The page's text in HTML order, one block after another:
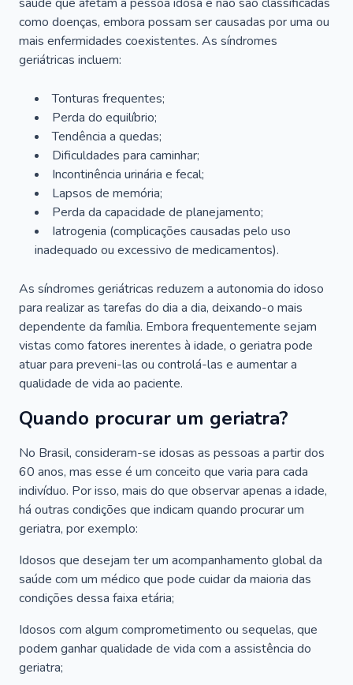
como doenças, embora possam ser causadas por uma ou
mais enfermidades coexistentes. As síndromes
geriátricas incluem:
Tonturas frequentes;
Perda do equilíbrio;
Tendência a quedas;
Dificuldades para caminhar;
Incontinência urinária e fecal;
Lapsos de memória;
Perda da capacidade de planejamento;
Iatrogenia (complicações causadas pelo uso
inadequado ou excessivo de medicamentos).
As síndromes geriátricas reduzem a autonomia do idoso
para realizar as tarefas do dia a dia, deixando-o mais
dependente da família. Embora frequentemente sejam
vistas como fatores inerentes à idade, o geriatra pode
atuar para preveni-las ou controlá-las e aumentar a
qualidade de vida ao paciente.
Quando procurar um geriatra?
No Brasil, consideram-se idosas as pessoas a partir dos
60 anos, mas esse é um conceito que varia para cada
indivíduo. Por isso, mais do que observar apenas a idade,
há outras condições que indicam quando procurar um
geriatra, por exemplo:
Idosos que desejam ter um acompanhamento global da
saúde com um médico que pode cuidar da maioria das
condições dessa faixa etária;
Idosos com algum comprometimento ou sequelas, que
podem ganhar qualidade de vida com a assistência do
geriatra;